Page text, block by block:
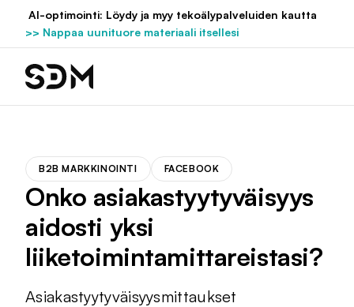
Hyppää
sisältöön
AI-optimointi: Löydy ja myy tekoälypalveluiden kautta
>> Nappaa uunituore materiaali itsellesi
B2B MARKKINOINTI FACEBOOK
Onko asiakastyytyväisyys
aidosti yksi
liiketoimintamittareistasi?
Asiakastyytyväisyysmittaukset